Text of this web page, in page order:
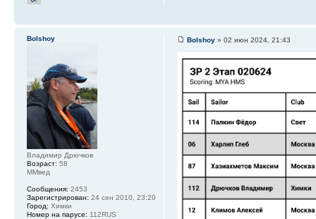
Bolshoy» 02 июн 2024, 21:43
Bolshoy
Владимир Дрючков
Возраст: 58
ММвед
Сообщения: 2453
Зарегистрирован: 24 сен 2010, 23:20
Город: Химки
Номер на парусе: 112RUS